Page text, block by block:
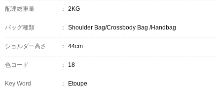
配達総重量 ： 2KG
バッグ種類 ： Shoulder Bag/Crossbody Bag /Handbag
ショルダー高さ ： 44cm
色コード ： 18
Key Word ： Etoupe